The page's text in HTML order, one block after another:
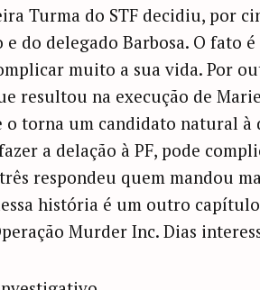
Turma do STF decidiu, por
do delegado Barbosa. O fato
muito a sua vida. Por
resultou na execução de
torna um candidato natural à
a delação à PF, pode
respondeu quem mandou
história é um outro
Murder Inc. Dias